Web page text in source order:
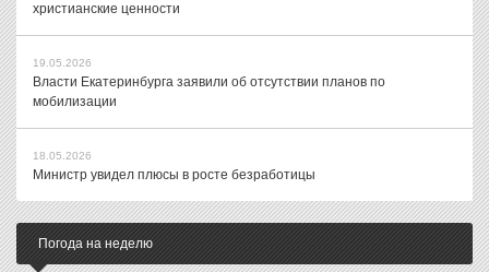
христианские ценности
19.05.2026
Власти Екатеринбурга заявили об отсутствии планов по
мобилизации
18.05.2026
Министр увидел плюсы в росте безработицы
Погода на неделю